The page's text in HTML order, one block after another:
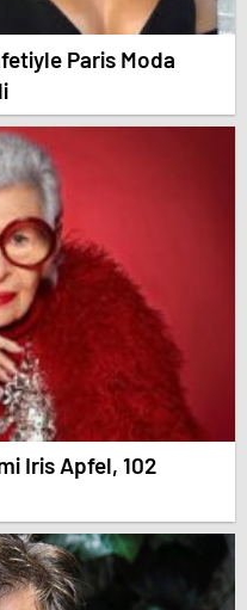
Paris Moda
Iris Apfel, 102